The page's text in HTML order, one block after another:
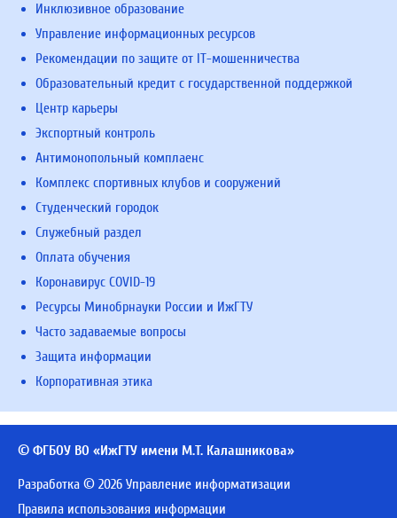
Инклюзивное образование
Управление информационных ресурсов
Рекомендации по защите от IT-мошенничества
Образовательный кредит с государственной поддержкой
Центр карьеры
Экспортный контроль
Антимонопольный комплаенс
Комплекс спортивных клубов и сооружений
Студенческий городок
Служебный раздел
Оплата обучения
Коронавирус COVID-19
Ресурсы Минобрнауки России и ИжГТУ
Часто задаваемые вопросы
Защита информации
Корпоративная этика
© ФГБОУ ВО «ИжГТУ имени М.Т. Калашникова»
Разработка © 2026 Управление информатизации
Правила использования информации